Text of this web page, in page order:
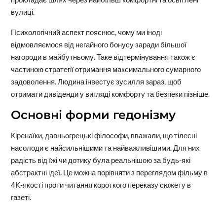
вулиці.
Психологічний аспект пояснює, чому ми іноді
відмовляємося від негайного бонусу заради більшої
нагороди в майбутньому. Таке відтермінування також є
частиною стратегії отримання максимального сумарного
задоволення. Людина інвестує зусилля зараз, щоб
отримати дивіденди у вигляді комфорту та безпеки пізніше.
Основні форми гедонізму
Кіренаїки, давньогрецькі філософи, вважали, що тілесні
насолоди є найсильнішими та найважливішими. Для них
радість від їжі чи дотику була реальнішою за будь-які
абстрактні ідеї. Це можна порівняти з переглядом фільму в
4K-якості проти читання короткого переказу сюжету в
газеті.